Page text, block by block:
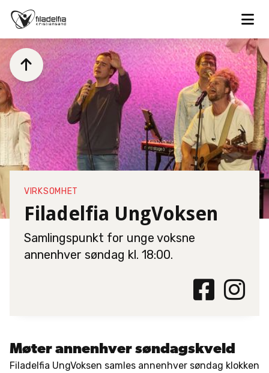


VIRKSOMHET
Filadelfia UngVoksen
Samlingspunkt for unge voksne
annenhver søndag kl. 18:00.
 
Møter annenhver søndagskveld
Filadelfia UngVoksen samles annenhver søndag klokken